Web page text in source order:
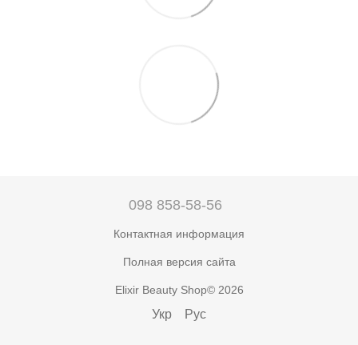
098 858-58-56
Контактная информация
Полная версия сайта
Elixir Beauty Shop© 2026
Укр Рус